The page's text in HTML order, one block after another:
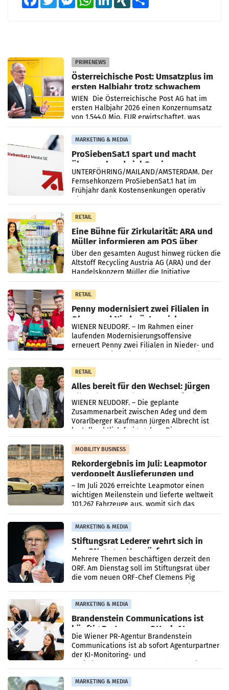
PRIMENEWS
Österreichische Post: Umsatzplus im
ersten Halbjahr trotz schwachem
Briefgeschäft
WIEN Die Österreichische Post AG hat im
ersten Halbjahr 2026 einen Konzernumsatz
von 1.544,0 Mio. EUR erwirtschaftet, was
einem Plus von 3,8 Prozent gegenüber dem
Vergleichszeitraum
MARKETING & MEDIA
ProSiebenSat.1 spart und macht
überraschend viel Gewinn
UNTERFÖHRING/MAILAND/AMSTERDAM. Der
Fernsehkonzern ProSiebenSat.1 hat im
Frühjahr dank Kostensenkungen operativ
RETAIL
Eine Bühne für Zirkularität: ARA und
Müller informieren am POS über
Kreislauffähigkeit
Über den gesamten August hinweg rücken die
Altstoff Recycling Austria AG (ARA) und der
Handelskonzern Müller die Initiative
„Kreislauf-Helden“ in allen österreichischen
Müller-Filialen
RETAIL
Penny modernisiert zwei Filialen in
Ober- und Niederösterreich
WIENER NEUDORF. – Im Rahmen einer
laufenden Modernisierungsoffensive
erneuert Penny zwei Filialen in Nieder- und
RETAIL
Alles bereit für den Wechsel: Jürgen
Albrecht setzt ab 1.1.2027 auf Adeg
WIENER NEUDORF. – Die geplante
Zusammenarbeit zwischen Adeg und dem
Vorarlberger Kaufmann Jürgen Albrecht ist
kartellrechtlich freigegeben: Die
Bundeswettbewerbsbehörde und der
Bundeskartellanwalt
MOBILITY BUSINESS
Rekordergebnis im Juli: Leapmotor
verdoppelt Auslieferungen und
überschreitet die 100.000er-Marke
– Im Juli 2026 erreichte Leapmotor einen
wichtigen Meilenstein und lieferte weltweit
101.267 Fahrzeuge aus, womit sich das
Ergebnis gegenüber Juli 2025 mehr als
verdoppelte (+102
MARKETING & MEDIA
Stiftungsrat Lederer wehrt sich in
den SN gegen Vorwürfe
Mehrere Themen beschäftigen derzeit den
ORF. Am Dienstag soll im Stiftungsrat über
die vom neuen ORF-Chef Clemens Pig
MARKETING & MEDIA
Brandenstein Communications ist
künftig Partner von OtterlyAI
Die Wiener PR-Agentur Brandenstein
Communications ist ab sofort Agenturpartner
der KI-Monitoring- und
MARKETING & MEDIA